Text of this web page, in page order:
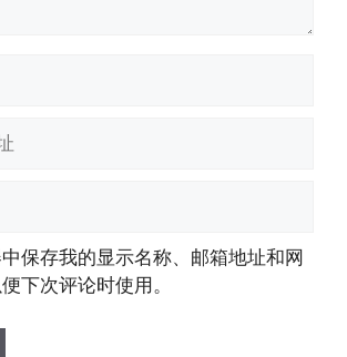
保存我的显示名称、邮箱地址和网
下次评论时使用。